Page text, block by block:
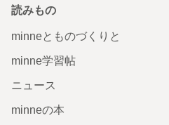
読みもの
minneとものづくりと
minne学習帖
ニュース
minneの本